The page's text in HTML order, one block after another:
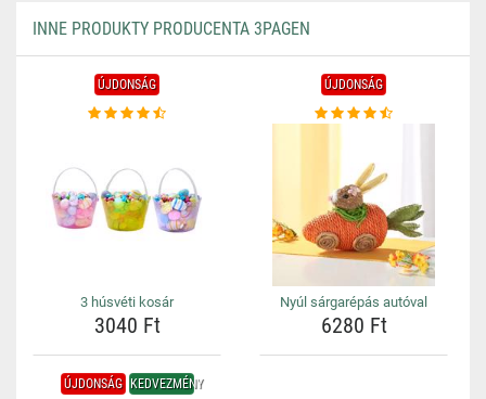
INNE PRODUKTY PRODUCENTA 3PAGEN
ÚJDONSÁG
3 húsvéti kosár
3040 Ft
ÚJDONSÁG
Nyúl sárgarépás autóval
6280 Ft
ÚJDONSÁG KEDVEZMÉNY